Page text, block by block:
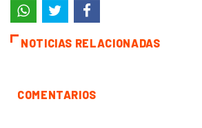
NOTICIAS RELACIONADAS
COMENTARIOS